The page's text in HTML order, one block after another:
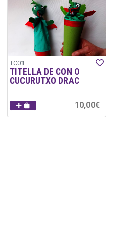
TC01
TITELLA DE CON O
CUCURUTXO DRAC
10,00€